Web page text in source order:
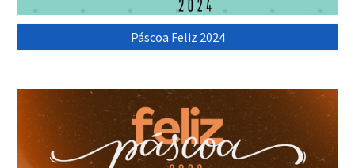
Páscoa Feliz 2024